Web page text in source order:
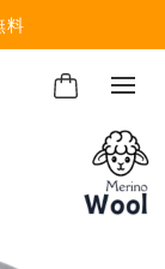
料